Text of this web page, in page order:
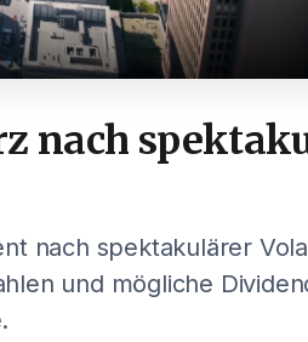
nach
nach spektakulärer
und mögliche